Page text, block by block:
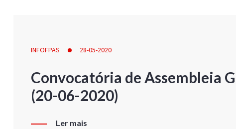
INFOFPAS 28-05-2020
Convocatória de Assembleia
(20-06-2020)
Ler mais